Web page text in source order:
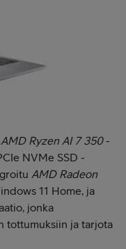
AMD Ryzen AI 7 350-
NVMe SSD -
AMD Radeon
11 Home, ja
jonka
tottumuksiin ja tarjota